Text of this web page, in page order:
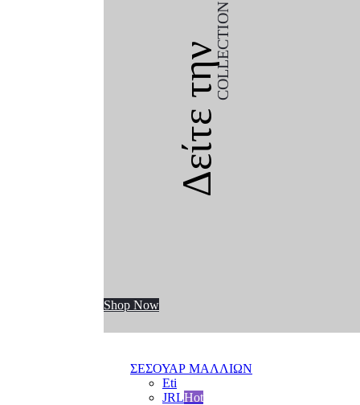
Δείτε τηνCOLLECTION
Shop Now
ΣΕΣΟΥΑΡ ΜΑΛΛΙΩΝ
Eti
JRLHot